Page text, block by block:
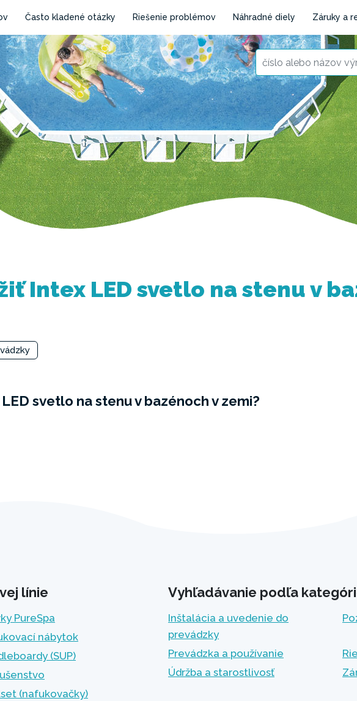
Často kladené otázky Riešenie problémov Náhradné diely Záruky a
Intex LED svetlo na stenu v
svetlo na stenu v bazénoch v zemi?
línie
PureSpa
nábytok
(SUP)
(nafukovačky)
Vyhľadávanie podľa
Inštalácia a uvedenie do
prevádzky
Prevádzka a používanie
Údržba a starostlivosť